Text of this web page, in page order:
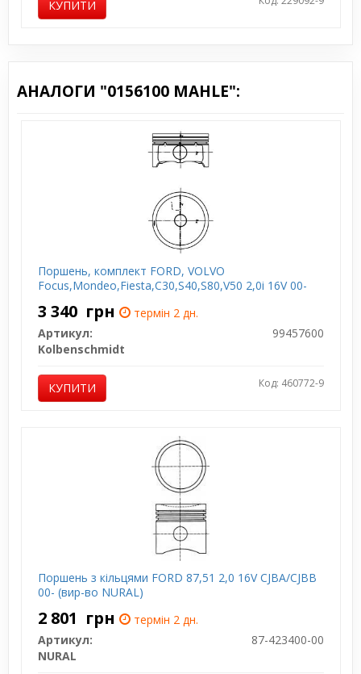
КУПИТИ
АНАЛОГИ "0156100 MAHLE":
Поршень, комплект FORD, VOLVO
Focus,Mondeo,Fiesta,C30,S40,S80,V50 2,0i 16V 00-
3 340 грн
термін 2 дн.
Артикул:
99457600
Kolbenschmidt
КУПИТИ Код: 460772-9
Поршень з кільцями FORD 87,51 2,0 16V CJBA/CJBB
00- (вир-во NURAL)
2 801 грн
термін 2 дн.
Артикул:
87-423400-00
NURAL